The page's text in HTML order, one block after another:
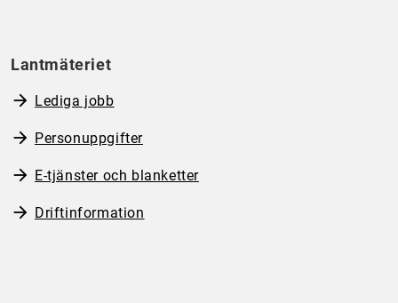
Lantmäteriet
Lediga jobb
Personuppgifter
E-tjänster och blanketter
Driftinformation